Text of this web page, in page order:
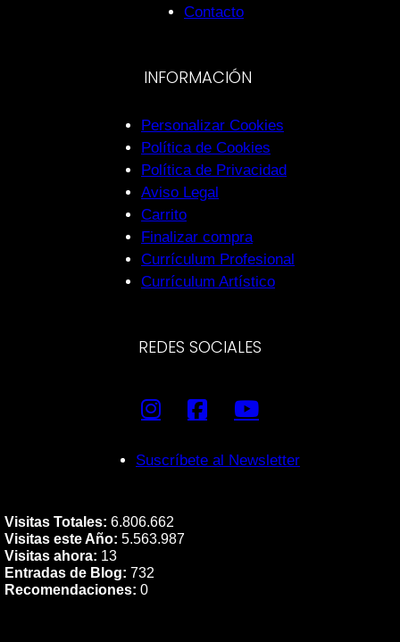
Contacto
INFORMACIÓN
Personalizar Cookies
Política de Cookies
Política de Privacidad
Aviso Legal
Carrito
Finalizar compra
Currículum Profesional
Currículum Artístico
REDES SOCIALES
Suscríbete al Newsletter
Visitas Totales: 6.806.662
Visitas este Año: 5.563.987
Visitas ahora: 13
Entradas de Blog: 732
Recomendaciones: 0